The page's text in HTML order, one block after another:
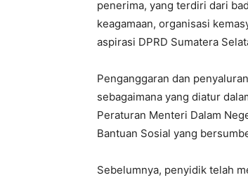
penerima, yang terdiri dari
keagamaan, organisasi
aspirasi DPRD Sumatera
Penganggaran dan
sebagaimana yang diatur
Peraturan Menteri Dalam
Bantuan Sosial yang
Sebelumnya, penyidik telah